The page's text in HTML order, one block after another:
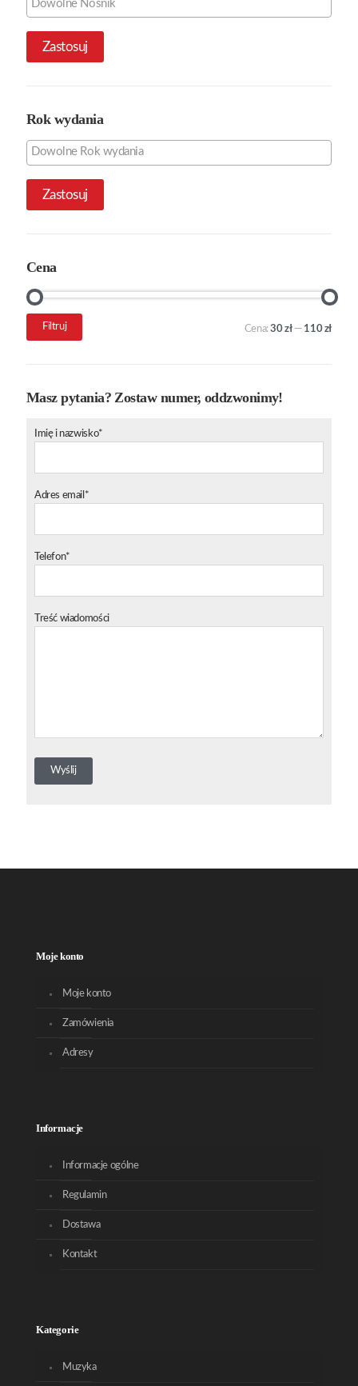
Zastosuj
Rok wydania
Zastosuj
Cena
Cena
Cena
Filtruj Cena:30 zł— 110 zł
Masz pytania? Zostaw numer, oddzwonimy!
Imię i nazwisko*
Adres email*
Telefon*
Treść wiadomości
Moje konto
Moje konto
Zamówienia
Adresy
Informacje
Informacje ogólne
Regulamin
Dostawa
Kontakt
Kategorie
Muzyka